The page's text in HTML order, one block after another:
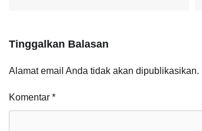
Tinggalkan Balasan
Alamat email Anda tidak akan dipublikasikan.
Komentar *